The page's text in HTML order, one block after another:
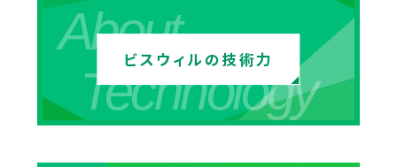
About
Technology
ビスウィルの技術力